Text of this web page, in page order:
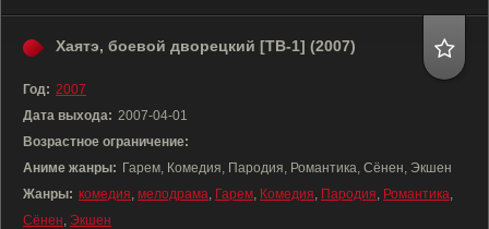
Хаятэ, боевой дворецкий [ТВ-1] (2007)
Год: 2007
Дата выхода: 2007-04-01
Возрастное ограничение:
Аниме жанры: Гарем, Комедия, Пародия, Романтика, Сёнен, Экшен
Жанры: комедия, мелодрама, Гарем, Комедия, Пародия, Романтика,
Сёнен, Экшен